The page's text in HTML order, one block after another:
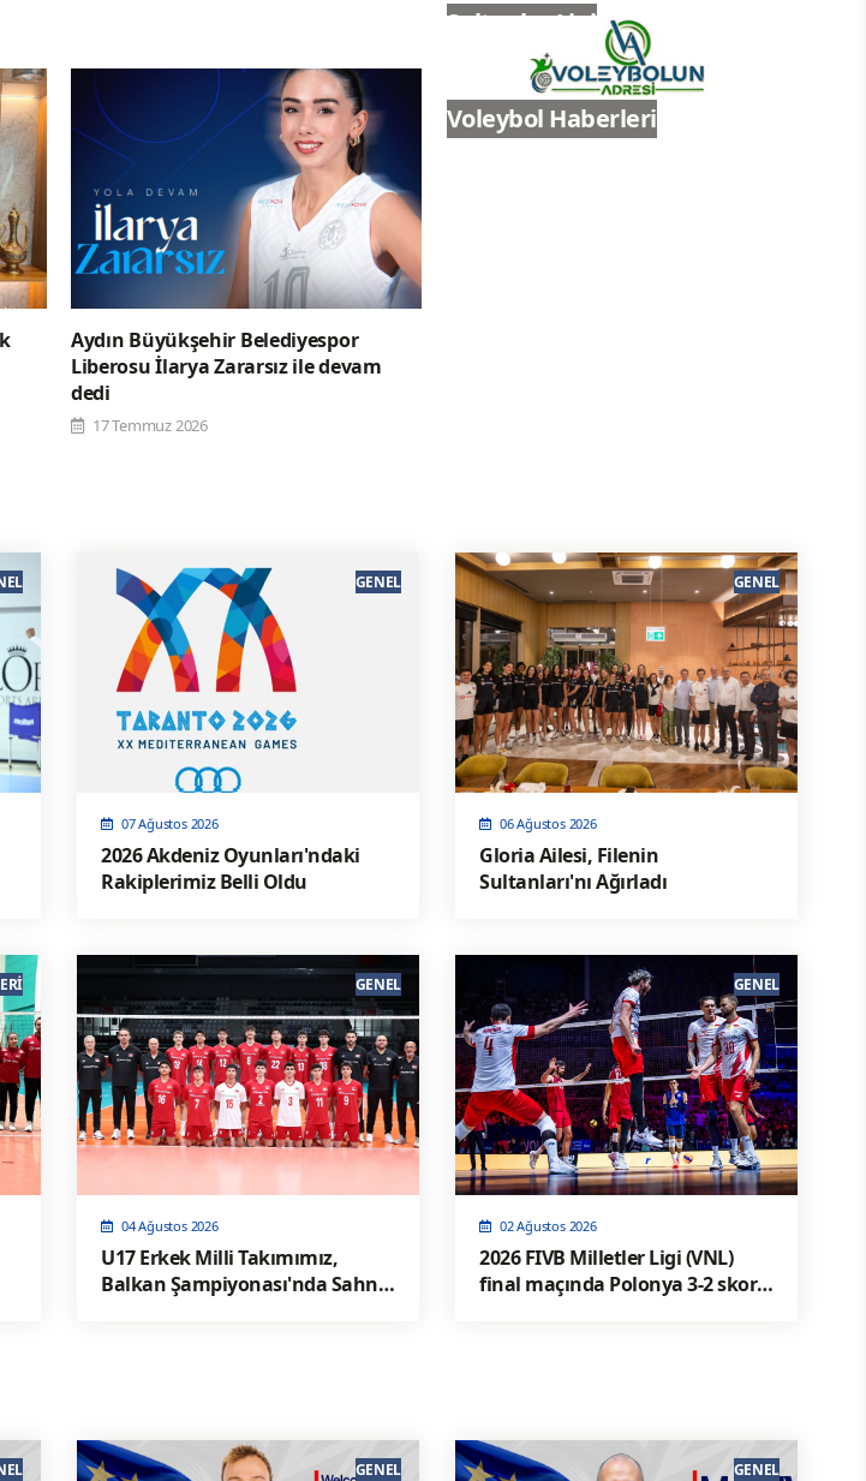
Aydın Büyükşehir Belediyespor
Liberosu İlarya Zararsız ile devam
dedi
17 Temmuz 2026
Sultanlar Ligi
Voleybol Haberleri
07 Ağustos 2026
2026 Akdeniz Oyunları'ndaki
Rakiplerimiz Belli Oldu
GENEL
06 Ağustos 2026
Gloria Ailesi, Filenin
Sultanları'nı Ağırladı
GENEL
04 Ağustos 2026
U17 Erkek Milli Takımımız,
Balkan Şampiyonası'nda Sahne
GENEL
02 Ağustos 2026
2026 FIVB Milletler Ligi (VNL)
final maçında Polonya 3-2 skorla
GENEL
GENEL GENEL